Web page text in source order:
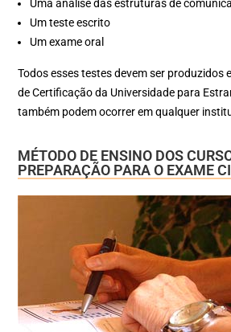
Uma análise das estruturas de
Um teste escrito
Um exame oral
Todos esses testes devem ser produzidos
de Certificação da Universidade para
também podem ocorrer em qualquer
MÉTODO DE ENSINO DOS
PREPARAÇÃO PARA O EXAME